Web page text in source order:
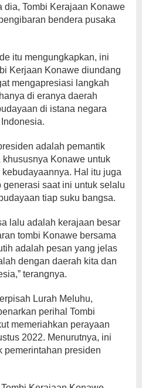
dia, Tombi Kerajaan Konawe
bendera pusaka
itu mengungkapkan, ini
Kerjaan Konawe diundang
mengapresiasi langkah
di eranya daerah
di istana negara
adalah pemantik
Konawe untuk
Hal itu juga
saat ini untuk selalu
tiap suku bangsa.
lalu adalah kerajaan besar
tombi Konawe bersama
adalah pesan yang jelas
dengan daerah kita dan
terangnya.
Lurah Meluhu,
perihal Tombi
memeriahkan perayaan
2022. Menurutnya, ini
pemerintahan presiden